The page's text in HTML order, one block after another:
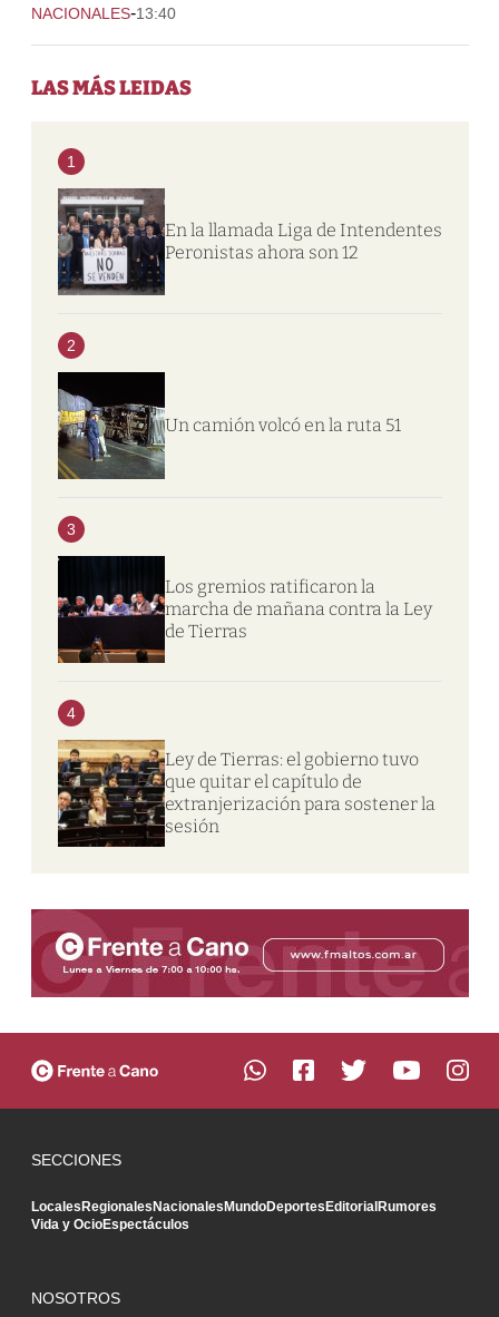
NACIONALES-13:40
LAS MÁS LEIDAS
1
En la llamada Liga de Intendentes
Peronistas ahora son 12
2
Un camión volcó en la ruta 51
3
Los gremios ratificaron la
marcha de mañana contra la Ley
de Tierras
4
Ley de Tierras: el gobierno tuvo
que quitar el capítulo de
extranjerización para sostener la
sesión
SECCIONES
LocalesRegionalesNacionalesMundoDeportesEditorialRumores
Vida y OcioEspectáculos
NOSOTROS